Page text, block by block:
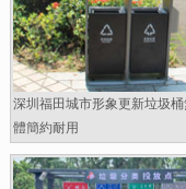
深圳福田城市形象更新垃圾
體簡約耐用